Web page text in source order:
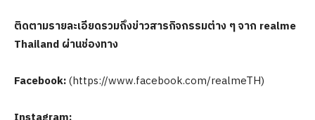
ติดตามรายละเอียดรวมถึงข่าวสารกิจกรรมต่าง ๆ จาก realme
Thailand ผ่านช่องทาง
Facebook:(https://www.facebook.com/realmeTH)